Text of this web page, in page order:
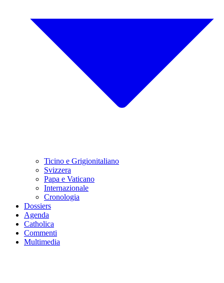
Ticino e Grigionitaliano
Svizzera
Papa e Vaticano
Internazionale
Cronologia
Dossiers
Agenda
Catholica
Commenti
Multimedia